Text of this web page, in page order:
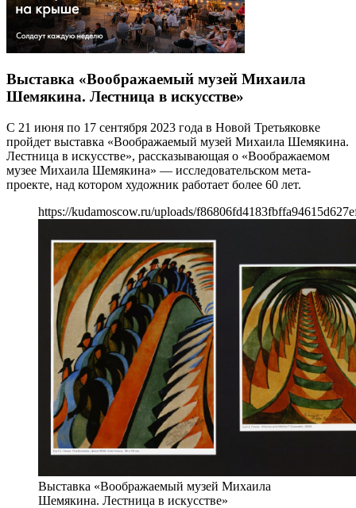
Выставка «Воображаемый музей Михаила
Шемякина. Лестница в искусстве»
С 21 июня по 17 сентября 2023 года в Новой Третьяковке
пройдет выставка «Воображаемый музей Михаила Шемякина.
Лестница в искусстве», рассказывающая о «Воображаемом
музее Михаила Шемякина» — исследовательском мета-
проекте, над котором художник работает более 60 лет.
https://kudamoscow.ru/uploads/
Выставка «Воображаемый музей Михаила
Шемякина. Лестница в искусстве»